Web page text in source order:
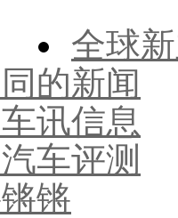
全球
的新闻
讯信息
车评测
锵